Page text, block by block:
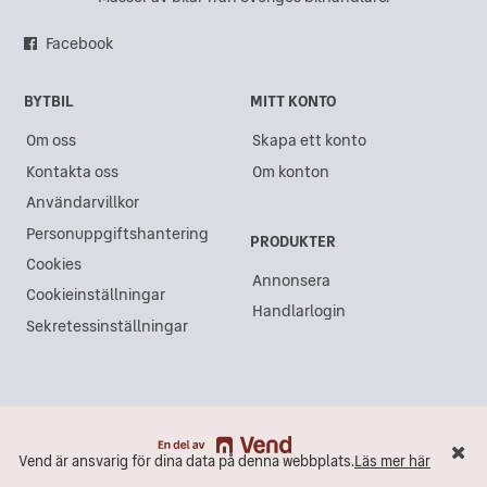
Vend är ansvarig för dina data på denna webbplats.Läs mer här
(1)
Lexus RC300H
Lexus i Göteborg
Lexus i Akalla
Lexus i Kristianstad
Lexus i Lidköping
Lexus i Ängelholm
Lexus i Åkersberga
Lexus i Haninge
Facebook
BYTBIL
Om oss
Kontakta oss
Användarvillkor
Personuppgiftshantering
Cookies
Cookieinställningar
Sekretessinställningar
MITT KONTO
Skapa ett konto
Om konton
PRODUKTER
Annonsera
Handlarlogin
Vend är ansvarig för dina data på denna webbplats.Läs mer här